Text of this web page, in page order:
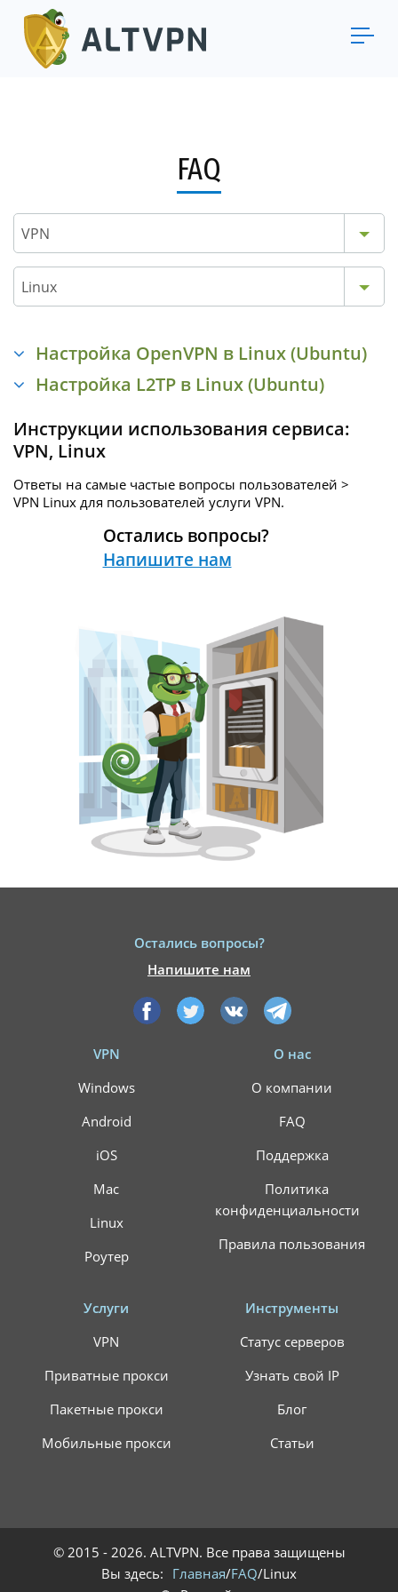
FAQ
VPN
Linux
Настройка OpenVPN в Linux (Ubuntu)
Настройка L2TP в Linux (Ubuntu)
Инструкции использования сервиса:
VPN, Linux
Ответы на самые частые вопросы пользователей >
VPN Linux для пользователей услуги VPN.
Остались вопросы?
Напишите нам
Остались вопросы?
Напишите нам
VPN
Windows
Android
iOS
Mac
Linux
Роутер
О нас
О компании
FAQ
Поддержка
Политика
конфиденциальности
Правила пользования
Услуги
VPN
Приватные прокси
Пакетные прокси
Мобильные прокси
Инструменты
Статус серверов
Узнать свой IP
Блог
Статьи
© 2015 - 2026. ALTVPN. Все права защищены
Вы здесь: Главная/FAQ/Linux